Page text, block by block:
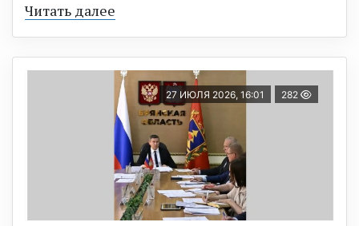
Читать далее
27 ИЮЛЯ 2026, 16:01 282